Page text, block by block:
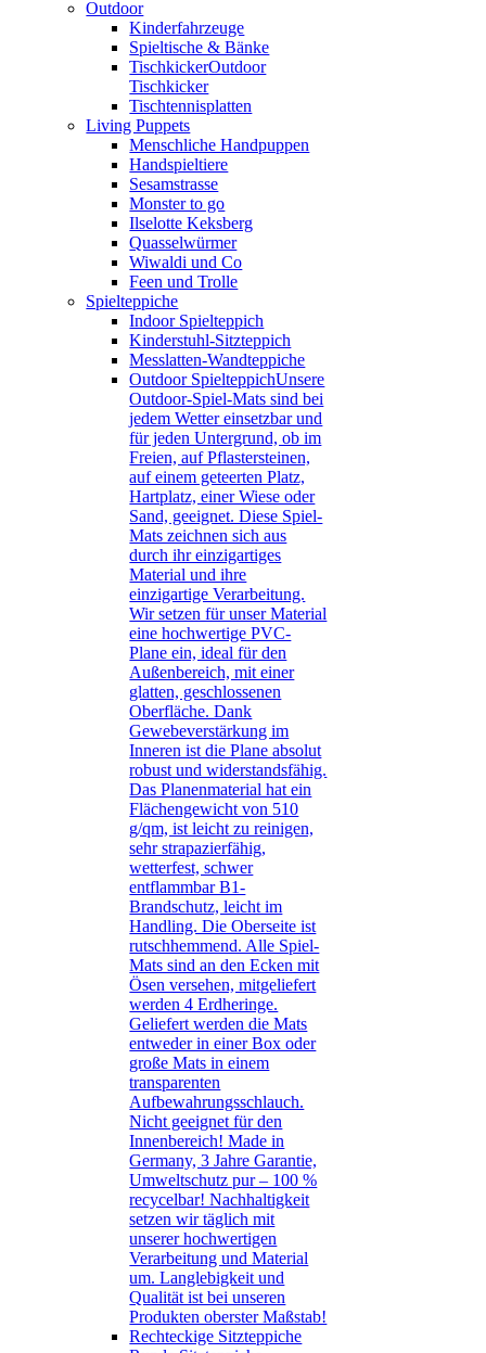
Outdoor
Kinderfahrzeuge
Spieltische & Bänke
TischkickerOutdoor
Tischkicker
Tischtennisplatten
Living Puppets
Menschliche Handpuppen
Handspieltiere
Sesamstrasse
Monster to go
Ilselotte Keksberg
Quasselwürmer
Wiwaldi und Co
Feen und Trolle
Spielteppiche
Indoor Spielteppich
Kinderstuhl-Sitzteppich
Messlatten-Wandteppiche
Outdoor SpielteppichUnsere
Outdoor-Spiel-Mats sind bei
jedem Wetter einsetzbar und
für jeden Untergrund, ob im
Freien, auf Pflastersteinen,
auf einem geteerten Platz,
Hartplatz, einer Wiese oder
Sand, geeignet. Diese Spiel-
Mats zeichnen sich aus
durch ihr einzigartiges
Material und ihre
einzigartige Verarbeitung.
Wir setzen für unser Material
eine hochwertige PVC-
Plane ein, ideal für den
Außenbereich, mit einer
glatten, geschlossenen
Oberfläche. Dank
Gewebeverstärkung im
Inneren ist die Plane absolut
robust und widerstandsfähig.
Das Planenmaterial hat ein
Flächengewicht von 510
g/qm, ist leicht zu reinigen,
sehr strapazierfähig,
wetterfest, schwer
entflammbar B1-
Brandschutz, leicht im
Handling. Die Oberseite ist
rutschhemmend. Alle Spiel-
Mats sind an den Ecken mit
Ösen versehen, mitgeliefert
werden 4 Erdheringe.
Geliefert werden die Mats
entweder in einer Box oder
große Mats in einem
transparenten
Aufbewahrungsschlauch.
Nicht geeignet für den
Innenbereich! Made in
Germany, 3 Jahre Garantie,
Umweltschutz pur – 100 %
recycelbar! Nachhaltigkeit
setzen wir täglich mit
unserer hochwertigen
Verarbeitung und Material
um. Langlebigkeit und
Qualität ist bei unseren
Produkten oberster Maßstab!
Rechteckige Sitzteppiche